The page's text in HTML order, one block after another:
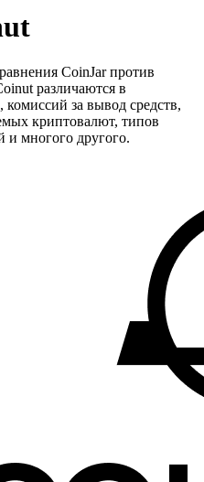
CoinJar против
различаются в
за вывод средств,
криптовалют, типов
и многого другого.